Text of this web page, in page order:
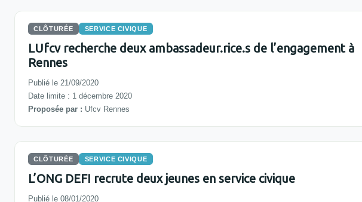
CLÔTURÉE SERVICE CIVIQUE
LUfcv recherche deux ambassadeur.rice.s de l’engagement à
Rennes
Publié le 21/09/2020
Date limite : 1 décembre 2020
Proposée par : Ufcv Rennes
CLÔTURÉE SERVICE CIVIQUE
L’ONG DEFI recrute deux jeunes en service civique
Publié le 08/01/2020